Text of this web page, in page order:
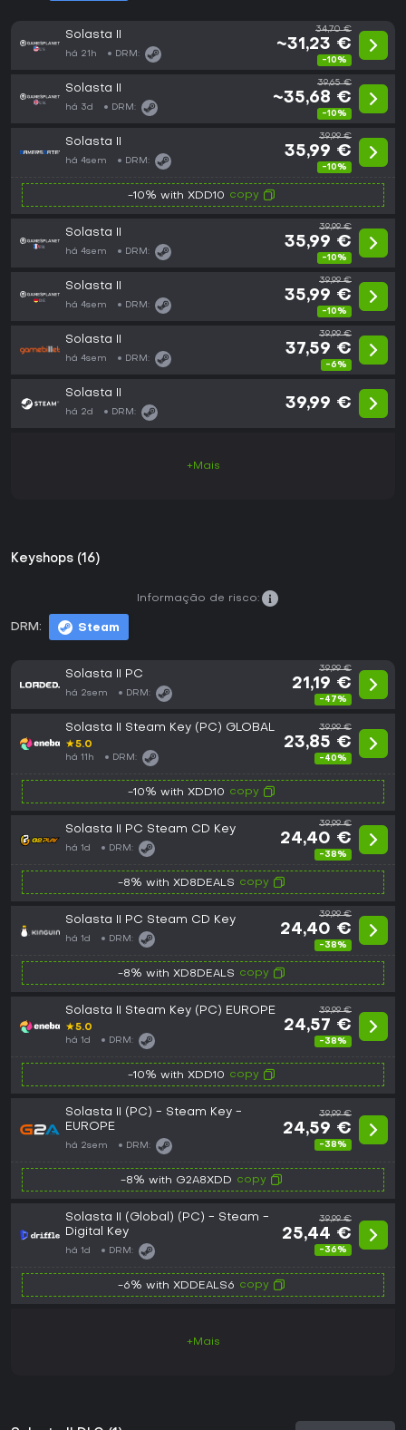
Solasta II
há 21h DRM:
34,70 €
~31,23 €
-10%
Solasta II
há 3d DRM:
39,65 €
~35,68 €
-10%
Solasta II
há 4sem DRM:
39,99 €
35,99 €
-10%
-10% with XDD10 copy
Solasta II
há 4sem DRM:
39,99 €
35,99 €
-10%
Solasta II
há 4sem DRM:
39,99 €
35,99 €
-10%
Solasta II
há 4sem DRM:
39,99 €
37,59 €
-6%
Solasta II
há 2d DRM:
39,99 €
+Mais
Keyshops (16)
DRM: Steam
Informação de risco:
Solasta II PC
há 2sem DRM:
39,99 €
21,19 €
-47%
Solasta II Steam Key (PC) GLOBAL
★5.0
há 11h DRM:
39,99 €
23,85 €
-40%
-10% with XDD10 copy
Solasta II PC Steam CD Key
há 1d DRM:
39,99 €
24,40 €
-38%
-8% with XD8DEALS copy
Solasta II PC Steam CD Key
há 1d DRM:
39,99 €
24,40 €
-38%
-8% with XD8DEALS copy
Solasta II Steam Key (PC) EUROPE
★5.0
há 1d DRM:
39,99 €
24,57 €
-38%
-10% with XDD10 copy
Solasta II (PC) - Steam Key -
EUROPE
há 2sem DRM:
39,99 €
24,59 €
-38%
-8% with G2A8XDD copy
Solasta II (Global) (PC) - Steam -
Digital Key
há 1d DRM:
39,99 €
25,44 €
-36%
-6% with XDDEALS6 copy
+Mais